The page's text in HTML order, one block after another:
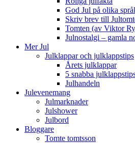
God Jul på olika
Skriv brev till
Tomten (av Viktor
Julnostalgi – gamla
Mer Jul
Julklappar och julklappstips
Årets julklappar
5 snabba
Julhandeln
Julevenemang
Julmarknader
Julshower
Julbord
Bloggare
Tomte tomtsson